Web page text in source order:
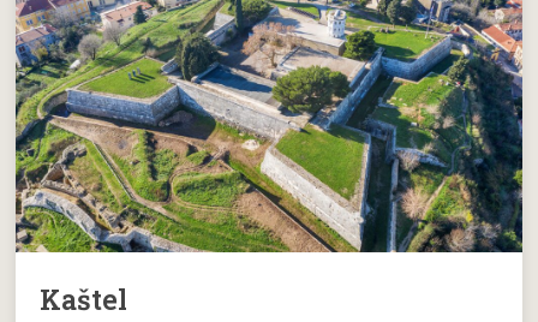
Kaštel